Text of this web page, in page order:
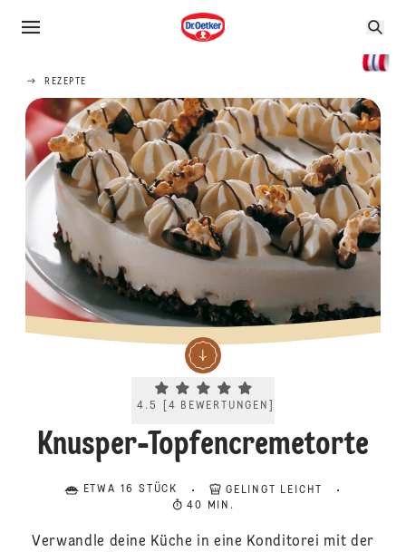
REZEPTE
Current rating 4.5. Click to rate.
4.5 4 BEWERTUNGEN
Knusper-Topfencremetorte
ETWA 16 STÜCK
GELINGT LEICHT
40 MIN.
Verwandle deine Küche in eine Konditorei mit der